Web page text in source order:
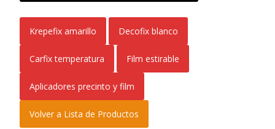
Krepefix amarillo Decofix blanco
Carfix temperatura Film estirable
Aplicadores precinto y film
Volver a Lista de Productos